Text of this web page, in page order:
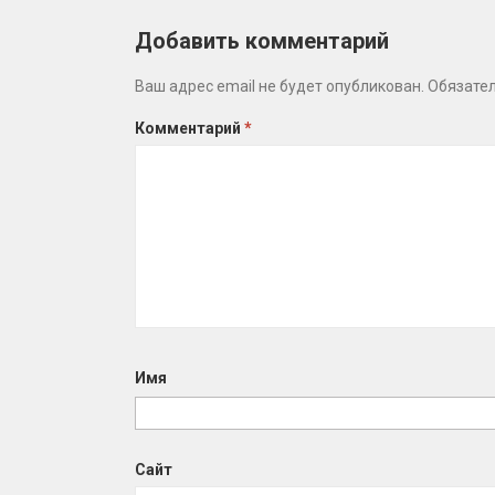
Добавить комментарий
Ваш адрес email не будет опубликован.
Комментарий *
Имя
Сайт